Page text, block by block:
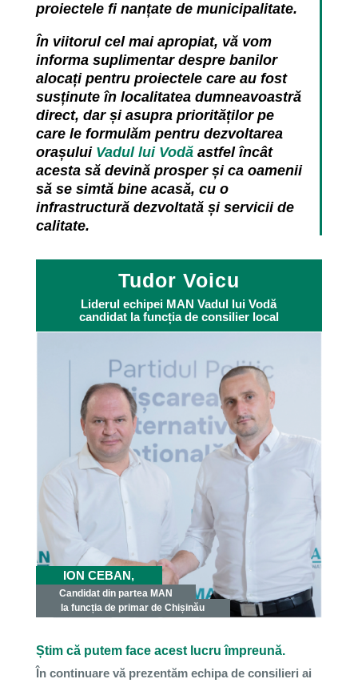
proiectele fi nanțate de municipalitate.
În viitorul cel mai apropiat, vă vom
informa suplimentar despre banilor
alocați pentru proiectele care au fost
susținute în localitatea dumneavoastră
direct, dar și asupra priorităților pe
care le formulăm pentru dezvoltarea
orașului Vadul lui Vodăastfel încât
acesta să devină prosper și ca oamenii
să se simtă bine acasă, cu o
infrastructură dezvoltată și servicii de
calitate.
Tudor Voicu
Liderul echipei MAN Vadul lui Vodă
candidat la funcția de consilier local
ION CEBAN,
Candidat din partea MAN
la funcția de primar de Chișinău
Știm că putem face acest lucru împreună.
În continuare vă prezentăm echipa de consilieri ai